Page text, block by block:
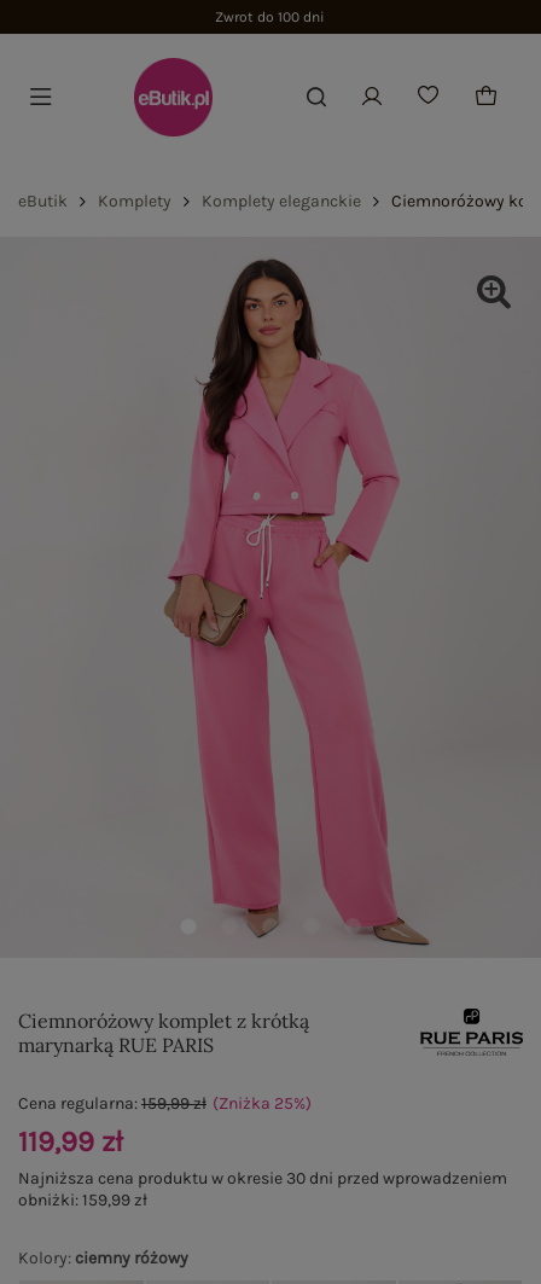
Zwrot do 100 dni
eButik Komplety Komplety eleganckie Ciemnoróżowy
Ciemnoróżowy komplet z krótką
marynarką RUE PARIS
Kolory: ciemny różowy
Cena regularna:159,99 zł (Zniżka 25%)
119,99 zł
Najniższa cena produktu w okresie 30 dni przed wprowadzeniem
obniżki:159,99 zł